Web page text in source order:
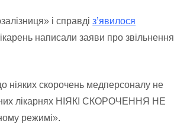
і справдіз’явилося
написали заяви про звільнення
ніяких скорочень медперсоналу не
лікарнях НІЯКІ СКОРОЧЕННЯ НЕ
режимі».